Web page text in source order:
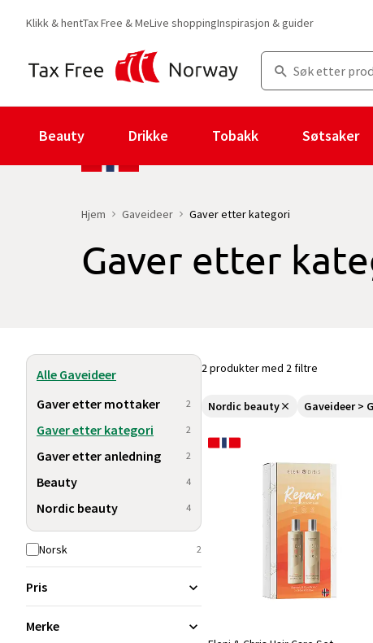
Klikk & hentTax Free & MeLive shoppingInspirasjon & guider
Beauty Drikke Tobakk Søtsaker
Hjem Gaveideer Gaver etter kategori
Gaver etter
Alle Gaveideer
Gaver etter mottaker
2
Gaver etter kategori 2
Gaver etter anledning 2
Beauty 4
Nordic beauty 4
Norsk 2
Pris
Merke
2 produkter med 2 filtre
Nordic beauty Gaveideer >